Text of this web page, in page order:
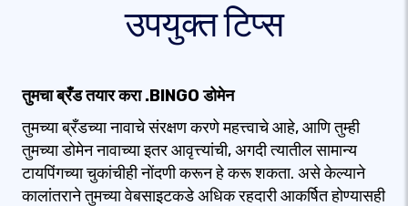
उपयुक्त टिप्स
तुमचा ब्रँड तयार करा .BINGO डोमेन
तुमच्या ब्रँडच्या नावाचे संरक्षण करणे महत्त्वाचे आहे, आणि तुम्ही
तुमच्या डोमेन नावाच्या इतर आवृत्त्यांची, अगदी त्यातील सामान्य
टायपिंगच्या चुकांचीही नोंदणी करून हे करू शकता. असे केल्याने
कालांतराने तुमच्या वेबसाइटकडे अधिक रहदारी आकर्षित होण्यासही